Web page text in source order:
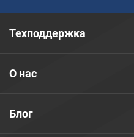
Блог
О нас
Техподдержка